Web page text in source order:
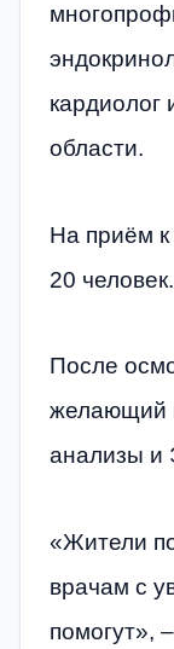
кардиолог
области.
На приём к
20 человек.
После
желающий
анализы и
«Жители
врачам с
помогут»,